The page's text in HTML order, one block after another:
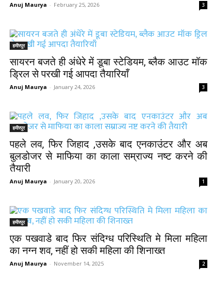
Anuj Maurya - February 25, 2026 3
हमीरपुर
सायरन बजते ही अंधेरे में डूबा स्टेडियम, ब्लैक आउट मॉक
ड्रिल से परखी गई आपदा तैयारियाँ
Anuj Maurya - January 24, 2026 3
हमीरपुर
पहले लव, फिर जिहाद ,उसके बाद एनकाउंटर और अब
बुलडोजर से माफिया का काला सम्राज्य नष्ट करने की
तैयारी
Anuj Maurya - January 20, 2026 1
हमीरपुर
एक पखवाडे बाद फिर संदिग्ध परिस्थिति मे मिला महिला
का नग्न शव, नहीं हो सकी महिला की शिनाख्त
Anuj Maurya - November 14, 2025 2